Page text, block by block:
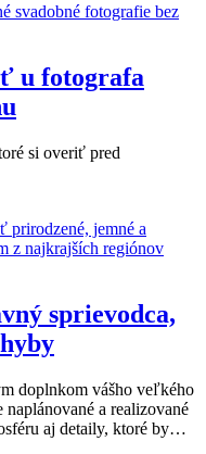
u fotografa
si overiť pred
sprievodca,
doplnkom vášho veľkého
a realizované
aj detaily, ktoré by…